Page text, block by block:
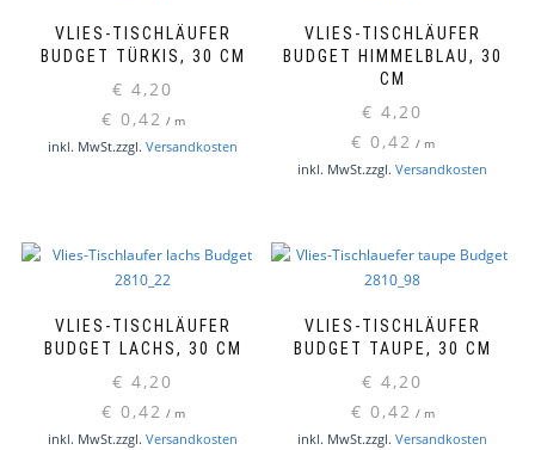
VLIES-TISCHLÄUFER
BUDGET TÜRKIS, 30 CM
€ 4,20
€ 0,42 / m
inkl. MwSt.zzgl. Versandkosten
VLIES-TISCHLÄUFER
BUDGET HIMMELBLAU, 30
CM
€ 4,20
€ 0,42 / m
inkl. MwSt.zzgl. Versandkosten
VLIES-TISCHLÄUFER
BUDGET LACHS, 30 CM
€ 4,20
€ 0,42 / m
inkl. MwSt.zzgl. Versandkosten
VLIES-TISCHLÄUFER
BUDGET TAUPE, 30 CM
€ 4,20
€ 0,42 / m
inkl. MwSt.zzgl. Versandkosten